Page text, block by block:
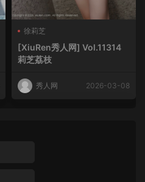
徐莉芝
[XiuRen秀人网] Vol.11314
莉芝荔枝
秀人网 2026-03-08